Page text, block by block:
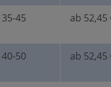
35-45 ab 52,45
40-50 ab 52,45